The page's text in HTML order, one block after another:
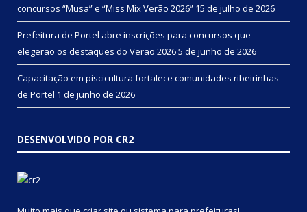
concursos “Musa” e “Miss Mix Verão 2026” 15 de julho de 2026
Prefeitura de Portel abre inscrições para concursos que
elegerão os destaques do Verão 20265 de junho de 2026
Capacitação em piscicultura fortalece comunidades ribeirinhas
de Portel 1 de junho de 2026
DESENVOLVIDO POR CR2